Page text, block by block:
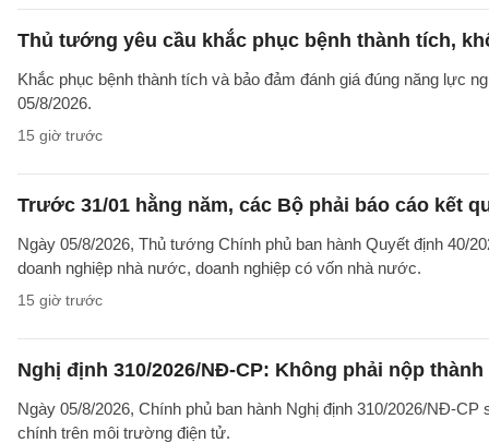
Thủ tướng yêu cầu khắc phục bệnh thành tích,
Khắc phục bệnh thành tích và bảo đảm đánh giá đúng năng lực
05/8/2026.
15 giờ trước
Trước 31/01 hằng năm, các Bộ phải báo cáo kết
Ngày 05/8/2026, Thủ tướng Chính phủ ban hành Quyết định 40/
doanh nghiệp nhà nước, doanh nghiệp có vốn nhà nước.
15 giờ trước
Nghị định 310/2026/NĐ-CP: Không phải nộp
Ngày 05/8/2026, Chính phủ ban hành Nghị định 310/2026/NĐ-
chính trên môi trường điện tử.